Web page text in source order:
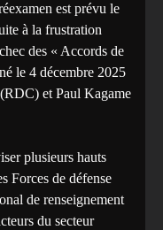
est prévu le
à la frustration
des « Accords de
le 4 décembre 2025
et Paul Kagame
plusieurs hauts
Forces de défense
de renseignement
du secteur